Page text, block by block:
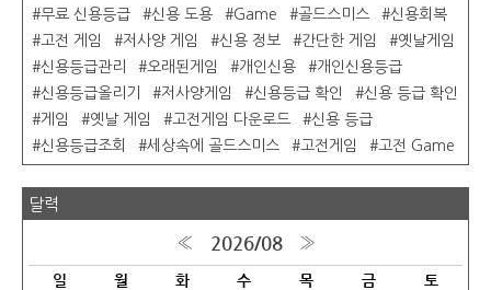
무료 신용등급
신용 도용 Game 골드스미스
신용회복
고전 게임
저사양 게임 신용 정보 간단한 게임
옛날게임
신용등급관리
오래된게임 개인신용
개인신용등급
신용등급올리기
저사양게임 신용등급 확인
신용 등급 확인
게임
옛날 게임 고전게임 다운로드
신용 등급
신용등급조회
세상속에 골드스미스 고전게임 고전 Game
달력
« 2026/08 »
일 월 화 수 목 금 토